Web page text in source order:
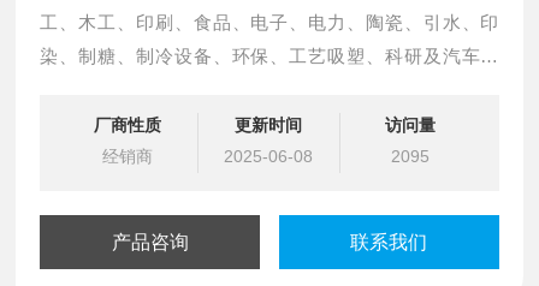
工、木工、印刷、食品、电子、电力、陶瓷、引水、印
染、制糖、制冷设备、环保、工艺吸塑、科研及汽车维
干燥、夹持/输送、蒸馏、抽空、 成型/压制/层压 、清除、
镀膜、曝气 等行业和工艺。
厂商性质
经销商
更新时间
2025-06-08
访问量
2095
产品咨询 联系我们